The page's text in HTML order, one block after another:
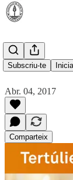
Subscriu-te
Abr. 04, 2017
Comparteix